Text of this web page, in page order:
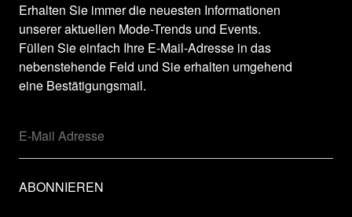
Erhalten Sie immer die neuesten Informationen
unserer aktuellen Mode-Trends und Events.
Füllen Sie einfach Ihre E-Mail-Adresse in das
nebenstehende Feld und Sie erhalten umgehend
eine Bestätigungsmail.